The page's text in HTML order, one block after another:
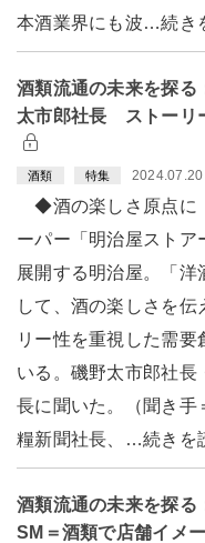
本酒業界にも波…続き
酒類流通の未来を探る
太市郎社長 ストーリ
酒類 特集 2024.07.20
◆酒の楽しさ原点に
ーパー「明治屋ストア
展開する明治屋。「洋
して、酒の楽しさを伝
リー性を重視した需要
いる。磯野太市郎社長
長に聞いた。（聞き手
糧新聞社長、…続きを
酒類流通の未来を探
SM＝酒類で店舗イメ